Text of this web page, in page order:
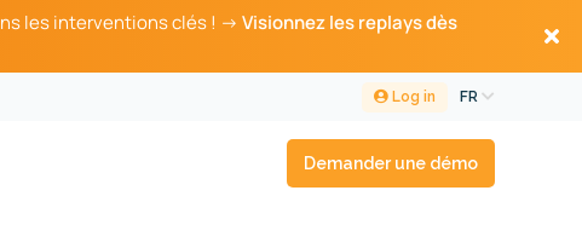
les interventions clés ! → Visionnez les replays dès
FR
Log in
Demander une démo